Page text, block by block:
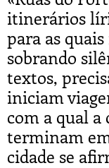
itinerários
para as
sobrando
textos,
iniciam
com a qual a
terminam
cidade se